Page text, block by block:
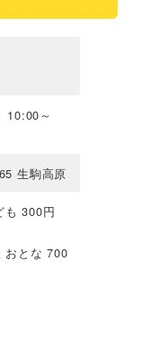
10:00～
生駒高原
も 300円
おとな 700